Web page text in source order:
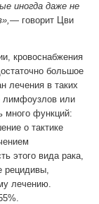
иногда даже не
говорит Цви
кровоснабжения
большое
лечения в таких
лимфоузлов или
много функций:
о тактике
этого вида рака,
рецидивы,
лечению.